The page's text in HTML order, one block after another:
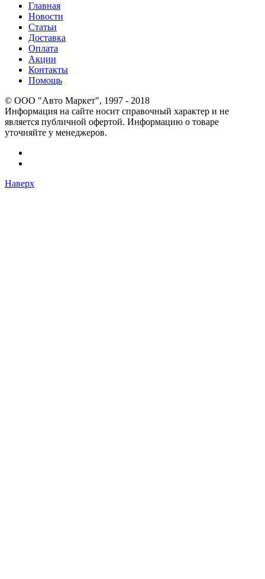
Главная
Новости
Статьи
Доставка
Оплата
Акции
Контакты
Помощь
© OOO "Авто Маркет", 1997 - 2018
Информация на сайте носит справочный характер и не
является публичной офертой. Информацию о товаре
уточняйте у менеджеров.
Наверх